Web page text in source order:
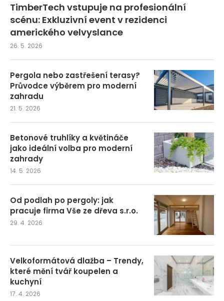
TimberTech vstupuje na profesionální
scénu: Exkluzivní event v rezidenci
amerického velvyslance
26. 5. 2026
Pergola nebo zastřešení terasy?
Průvodce výběrem pro moderní
zahradu
21. 5. 2026
Betonové truhlíky a květináče
jako ideální volba pro moderní
zahrady
14. 5. 2026
Od podlah po pergoly: jak
pracuje firma Vše ze dřeva s.r.o.
29. 4. 2026
Velkoformátová dlažba – Trendy,
které mění tvář koupelen a
kuchyní
17. 4. 2026